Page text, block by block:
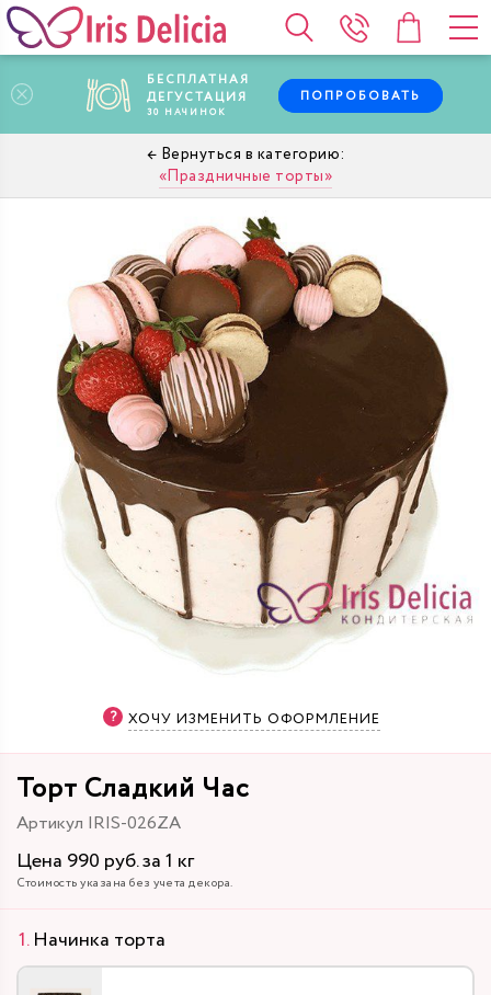
БЕСПЛАТНАЯ
ДЕГУСТАЦИЯ
30 НАЧИНОК
ПОПРОБОВАТЬ
Праздничные торты
ХОЧУ ИЗМЕНИТЬ ОФОРМЛЕНИЕ
Торт Сладкий Час
Артикул IRIS-026ZA
Цена 990 руб. за 1 кг
Стоимость указана без учета декора.
Начинка торта